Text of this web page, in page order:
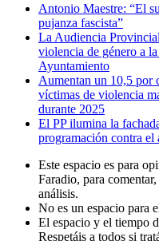
Antonio Maestre: “El
pujanza fascista”
La Audiencia
violencia de género a
Ayuntamiento
Aumentan un 10,5 por
víctimas de violencia
durante 2025
El PP ilumina la
programación contra el
Este espacio es para
Faradio, para
análisis.
No es un espacio para
El espacio y el tiempo
Respetáis a todos si